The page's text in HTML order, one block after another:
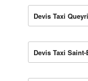
Devis Taxi
Devis Taxi